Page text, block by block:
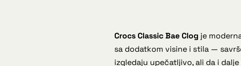
Crocs Classic Bae Clog je
sa dodatkom visine i stila —
izgledaju upečatljivo, ali da i